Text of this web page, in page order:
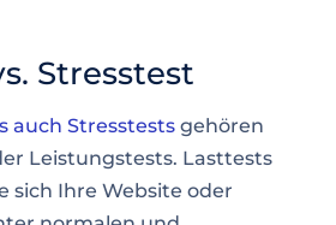
Stresstest
auch Stresstestsgehören
Leistungstests. Lasttests
sich Ihre Website oder